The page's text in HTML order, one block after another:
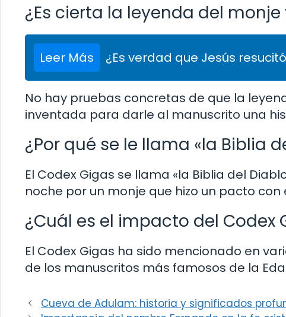
¿Es cierta la leyenda del
Leer Más ¿Es verdad que Jesús
No hay pruebas concretas de que la
inventada para darle al manuscrito una
¿Por qué se le llama «la Biblia
El Codex Gigas se llama «la Biblia del
noche por un monje que hizo un pacto con
¿Cuál es el impacto del Codex
El Codex Gigas ha sido mencionado en
de los manuscritos más famosos de la
Cueva de Adulam: historia y significados